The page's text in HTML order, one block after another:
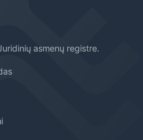
asmenų registre.